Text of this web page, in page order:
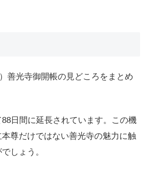
善光寺御開帳の見どころをまとめ
日間に延長されています。この機
尊だけではない善光寺の魅力に触
しょう。